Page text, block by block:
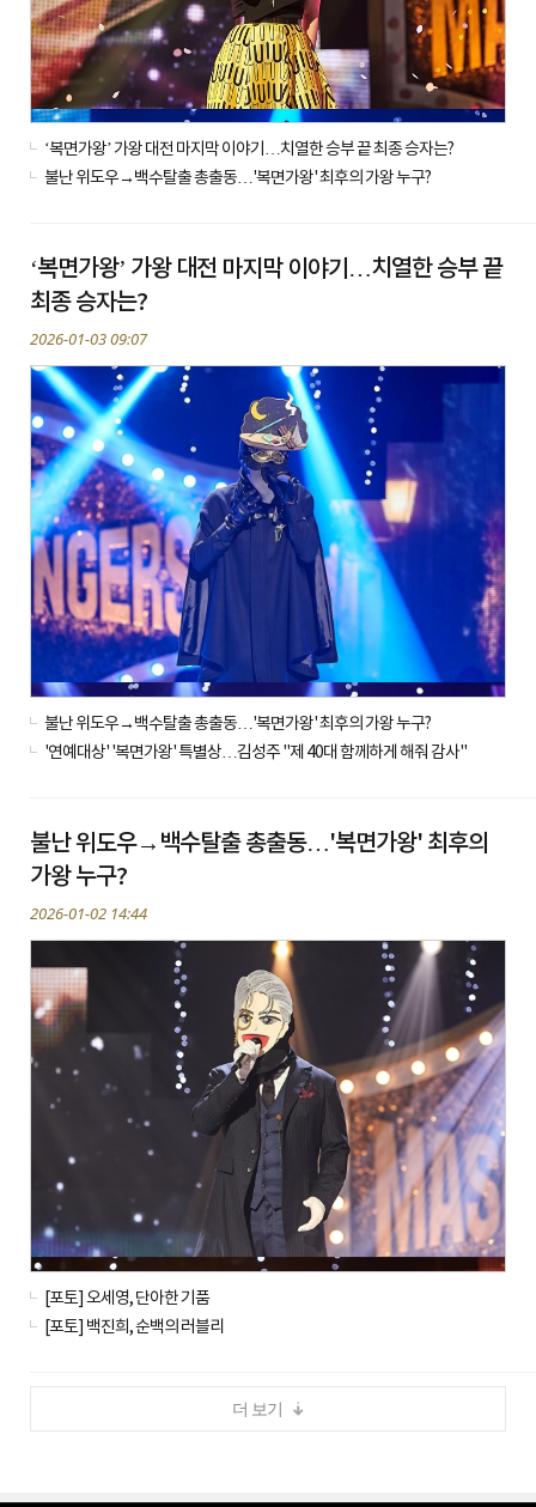
‘복면가왕’ 가왕 대전 마지막 이야기…치열한 승부 끝 최종 승자는?
불난 위도우→백수탈출 총출동…'복면가왕' 최후의 가왕 누구?
‘복면가왕’ 가왕 대전 마지막 이야기…치열한 승부 끝
최종 승자는?
2026-01-03 09:07
불난 위도우→백수탈출 총출동…'복면가왕' 최후의 가왕 누구?
'연예대상' '복면가왕' 특별상…김성주 "제 40대 함께하게 해줘 감사"
불난 위도우→백수탈출 총출동…'복면가왕' 최후의
가왕 누구?
2026-01-02 14:44
[포토] 오세영, 단아한 기품
[포토] 백진희, 순백의 러블리
더 보기